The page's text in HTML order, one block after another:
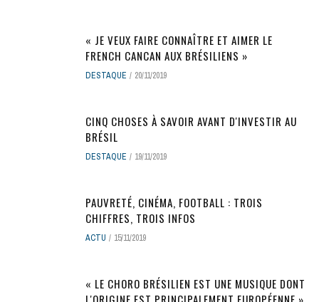
« JE VEUX FAIRE CONNAÎTRE ET AIMER LE
FRENCH CANCAN AUX BRÉSILIENS »
DESTAQUE 20/11/2019
CINQ CHOSES À SAVOIR AVANT D'INVESTIR AU
BRÉSIL
DESTAQUE 19/11/2019
PAUVRETÉ, CINÉMA, FOOTBALL : TROIS
CHIFFRES, TROIS INFOS
ACTU 15/11/2019
« LE CHORO BRÉSILIEN EST UNE MUSIQUE DONT